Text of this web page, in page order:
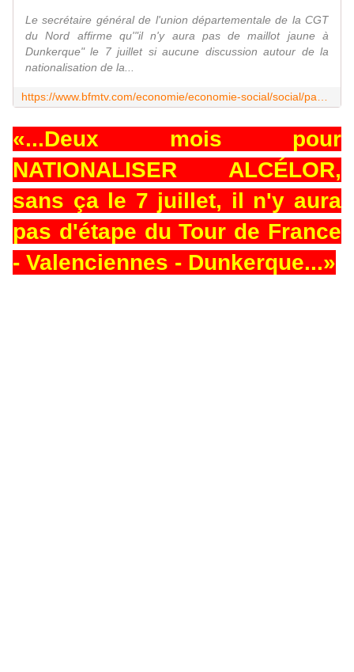
Le secrétaire général de l'union départementale de la CGT
du Nord affirme qu'"il n'y aura pas de maillot jaune à
Dunkerque" le 7 juillet si aucune discussion autour de la
nationalisation de la...
«...Deux mois pour
NATIONALISER ALCÉLOR,
sans ça le 7 juillet, il n'y aura
pas d'étape du Tour de France
- Valenciennes - Dunkerque...»